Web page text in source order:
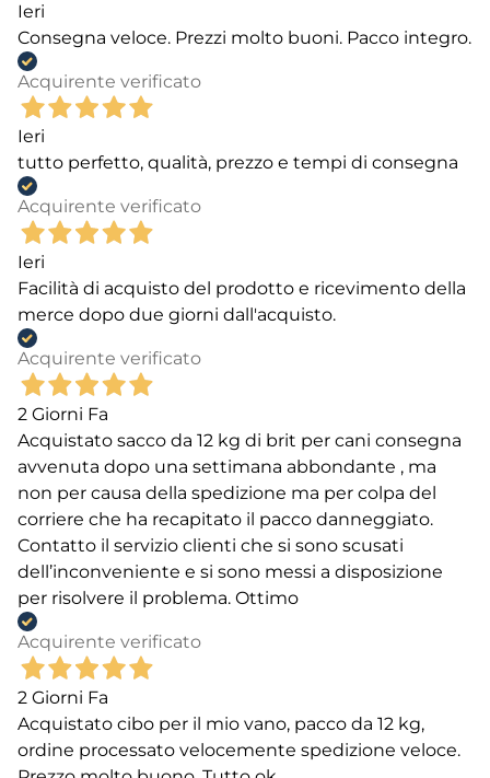
Ieri
Consegna veloce. Prezzi molto buoni. Pacco integro.
Acquirente verificato
Ieri
tutto perfetto, qualità, prezzo e tempi di consegna
Acquirente verificato
Ieri
Facilità di acquisto del prodotto e ricevimento della
merce dopo due giorni dall'acquisto.
Acquirente verificato
2 Giorni Fa
Acquistato sacco da 12 kg di brit per cani consegna
avvenuta dopo una settimana abbondante , ma
non per causa della spedizione ma per colpa del
corriere che ha recapitato il pacco danneggiato.
Contatto il servizio clienti che si sono scusati
dell’inconveniente e si sono messi a disposizione
per risolvere il problema. Ottimo
Acquirente verificato
2 Giorni Fa
Acquistato cibo per il mio vano, pacco da 12 kg,
ordine processato velocemente spedizione veloce.